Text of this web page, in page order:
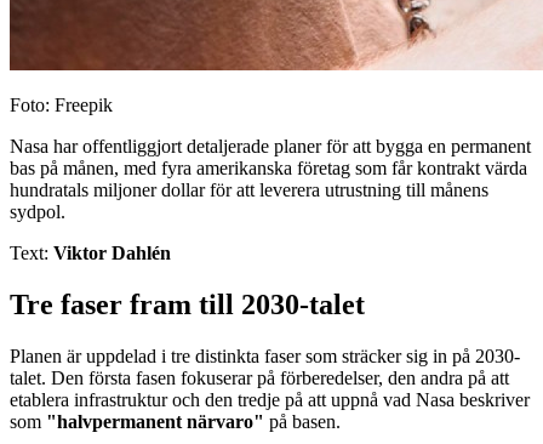
Foto: Freepik
Nasa har offentliggjort detaljerade planer för att bygga en permanent
bas på månen, med fyra amerikanska företag som får kontrakt värda
hundratals miljoner dollar för att leverera utrustning till månens
sydpol.
Text: Viktor Dahlén
Tre faser fram till 2030-talet
Planen är uppdelad i tre distinkta faser som sträcker sig in på 2030-
talet. Den första fasen fokuserar på förberedelser, den andra på att
etablera infrastruktur och den tredje på att uppnå vad Nasa beskriver
som "halvpermanent närvaro" på basen.